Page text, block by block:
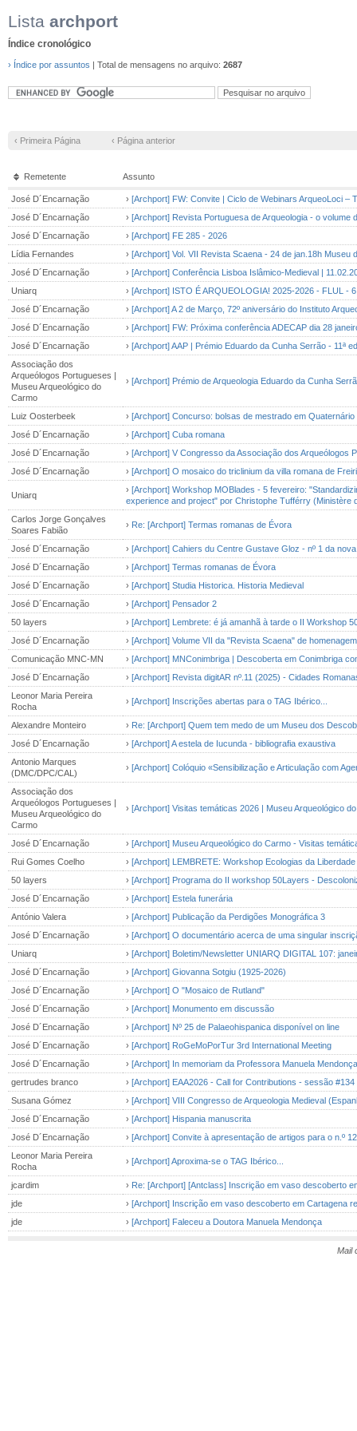
Lista archport
Índice cronológico
› Índice por assuntos | Total de mensagens no arquivo: 2687
‹ Primeira Página ‹ Página anterior
Remetente Assunto
José D´Encarnação › [Archport] FW: Convite | Ciclo de Webinars ArqueoLoci –
José D´Encarnação
› [Archport] Revista Portuguesa de Arqueologia - o volume
José D´Encarnação
› [Archport] FE 285 - 2026
Lídia Fernandes
› [Archport] Vol. VII Revista Scaena - 24 de jan.18h Museu
José D´Encarnação
› [Archport] Conferência Lisboa Islâmico-Medieval |
Uniarq
› [Archport] ISTO É ARQUEOLOGIA! 2025-2026 - FLUL -
José D´Encarnação
› [Archport] A 2 de Março, 72º aniversário do Instituto
José D´Encarnação
› [Archport] FW: Próxima conferência ADECAP dia 28
José D´Encarnação
› [Archport] AAP | Prémio Eduardo da Cunha Serrão - 11ª
Associação dos
Arqueólogos Portugueses |
Museu Arqueológico do
Carmo
› [Archport] Prémio de Arqueologia Eduardo da Cunha
Luiz Oosterbeek › [Archport] Concurso: bolsas de mestrado em Quaternário
José D´Encarnação
› [Archport] Cuba romana
José D´Encarnação
› [Archport] V Congresso da Associação dos Arqueólogos
José D´Encarnação
› [Archport] O mosaico do triclinium da villa romana de
Uniarq
› [Archport] Workshop MOBlades - 5 fevereiro:
experience and project" por Christophe Tufférry (Ministère
Carlos Jorge Gonçalves
Soares Fabião
› Re: [Archport] Termas romanas de Évora
José D´Encarnação › [Archport] Cahiers du Centre Gustave Gloz - nº 1 da
José D´Encarnação
› [Archport] Termas romanas de Évora
José D´Encarnação
› [Archport] Studia Historica. Historia Medieval
José D´Encarnação
› [Archport] Pensador 2
50 layers
› [Archport] Lembrete: é já amanhã à tarde o II Workshop
José D´Encarnação
› [Archport] Volume VII da "Revista Scaena" de
Comunicação MNC-MN
› [Archport] MNConimbriga | Descoberta em Conimbriga
José D´Encarnação
› [Archport] Revista digitAR nº.11 (2025) - Cidades
Leonor Maria Pereira
Rocha
› [Archport] Inscrições abertas para o TAG Ibérico...
Alexandre Monteiro › Re: [Archport] Quem tem medo de um Museu dos
José D´Encarnação
› [Archport] A estela de Iucunda - bibliografia exaustiva
Antonio Marques
(DMC/DPC/CAL)
› [Archport] Colóquio «Sensibilização e Articulação com
Associação dos
Arqueólogos Portugueses |
Museu Arqueológico do
Carmo
› [Archport] Visitas temáticas 2026 | Museu Arqueológico
José D´Encarnação › [Archport] Museu Arqueológico do Carmo - Visitas
Rui Gomes Coelho
› [Archport] LEMBRETE: Workshop Ecologias da
50 layers
› [Archport] Programa do II workshop 50Layers -
José D´Encarnação
› [Archport] Estela funerária
António Valera
› [Archport] Publicação da Perdigões Monográfica 3
José D´Encarnação
› [Archport] O documentário acerca de uma singular
Uniarq
› [Archport] Boletim/Newsletter UNIARQ DIGITAL 107:
José D´Encarnação
› [Archport] Giovanna Sotgiu (1925-2026)
José D´Encarnação
› [Archport] O "Mosaico de Rutland"
José D´Encarnação
› [Archport] Monumento em discussão
José D´Encarnação
› [Archport] Nº 25 de Palaeohispanica disponível on line
José D´Encarnação
› [Archport] RoGeMoPorTur 3rd International Meeting
José D´Encarnação
› [Archport] In memoriam da Professora Manuela Mendonça
gertrudes branco
› [Archport] EAA2026 - Call for Contributions - sessão
Susana Gómez
› [Archport] VIII Congresso de Arqueologia Medieval
José D´Encarnação
› [Archport] Hispania manuscrita
José D´Encarnação
› [Archport] Convite à apresentação de artigos para o n.º
Leonor Maria Pereira
Rocha
› [Archport] Aproxima-se o TAG Ibérico...
jcardim › Re: [Archport] [Antclass] Inscrição em vaso descoberto
jde
› [Archport] Inscrição em vaso descoberto em Cartagena
jde
› [Archport] Faleceu a Doutora Manuela Mendonça
Mail